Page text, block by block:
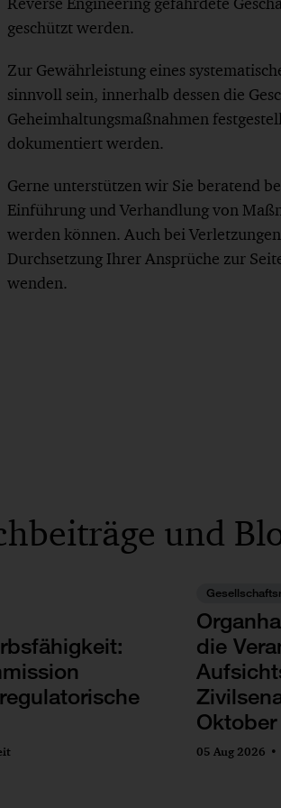
geschützt werden.
Zur Gewährleistung eines
sinnvoll sein, innerhalb dessen die
Geheimhaltungsmaßnahmen
dokumentiert werden.
Gerne unterstützen wir Sie beratend
Einführung und Verhandlung von
werden können. Auch bei
Durchsetzung Ihrer Ansprüche zur
wenden.
und
die
Oktober
05 Aug 2026